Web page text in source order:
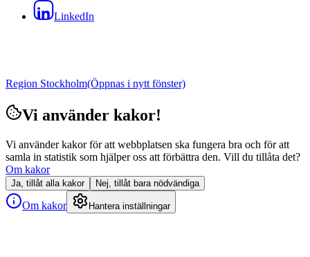
LinkedIn
Region Stockholm(Öppnas i nytt fönster)
Vi använder kakor!
Vi använder kakor för att webbplatsen ska fungera bra och för att
samla in statistik som hjälper oss att förbättra den. Vill du tillåta det?
Om kakor
Ja, tillåt alla kakor Nej, tillåt bara nödvändiga
Om kakor Hantera inställningar